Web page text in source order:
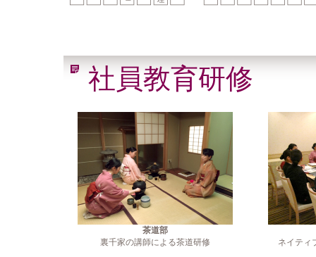
社員教育研修
茶道部
裏千家の講師による茶道研修
ネイティ